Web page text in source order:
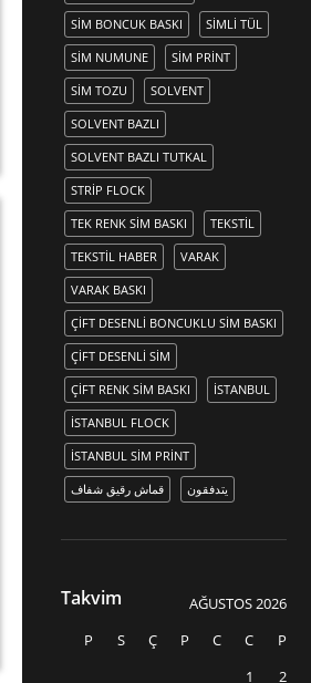
SIM BONCUK BASKI
SIMLI TÜL
SIM NUMUNE
SIM PRINT
SIM TOZU
SOLVENT
SOLVENT BAZLI
SOLVENT BAZLI TUTKAL
STRIP FLOCK
TEK RENK SIM BASKI
TEKSTIL
TEKSTIL HABER
VARAK
VARAK BASKI
ÇIFT DESENLI BONCUKLU SIM BASKI
ÇIFT DESENLI SIM
ÇIFT RENK SIM BASKI
İSTANBUL
İSTANBUL FLOCK
İSTANBUL SIM PRINT
قماش رقيق شفاف
يتدفقون
Takvim
AĞUSTOS 2026
P
S Ç P C C
P
1
2